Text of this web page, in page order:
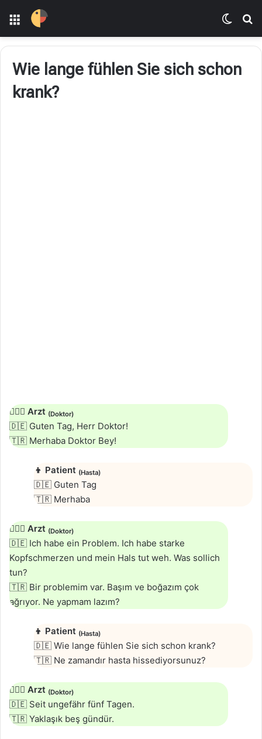
Menü Dış
Wie lange fühlen Sie sich schon
krank?
👨🏻‍⚕️ Arzt (Doktor)
🇩🇪 Guten Tag, Herr Doktor!
🇹🇷 Merhaba Doktor Bey!
👦 Patient (Hasta)
🇩🇪 Guten Tag
🇹🇷 Merhaba
👨🏻‍⚕️ Arzt (Doktor)
🇩🇪 Ich habe ein Problem. Ich habe starke
Kopfschmerzen und mein Hals tut weh. Was sollich
tun?
🇹🇷 Bir problemim var. Başım ve boğazım çok
ağrıyor. Ne yapmam lazım?
👦 Patient (Hasta)
🇩🇪 Wie lange fühlen Sie sich schon krank?
🇹🇷 Ne zamandır hasta hissediyorsunuz?
👨🏻‍⚕️ Arzt (Doktor)
🇩🇪 Seit ungefähr fünf Tagen.
🇹🇷 Yaklaşık beş gündür.